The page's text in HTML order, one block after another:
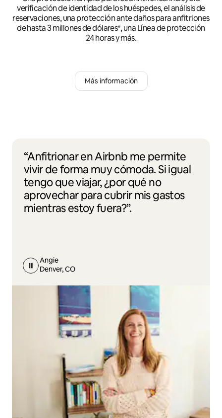
verificación de identidad de los huéspedes, el análisis de
reservaciones, una protección ante daños para anfitriones
de hasta 3 millones de dólares*, una Línea de protección
24 horas y más.
Más información
“Anfitrionar en Airbnb me permite
vivir de forma muy cómoda. Si igual
tengo que viajar, ¿por qué no
aprovechar para cubrir mis gastos
mientras estoy fuera?”.
Angie
Denver, CO